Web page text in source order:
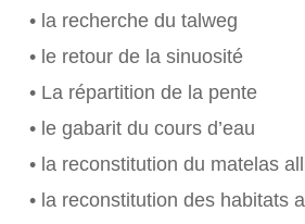
• la recherche du talweg
• le retour de la sinuosité
• La répartition de la pente
• le gabarit du cours d’eau
• la reconstitution du matelas
• la reconstitution des habitats